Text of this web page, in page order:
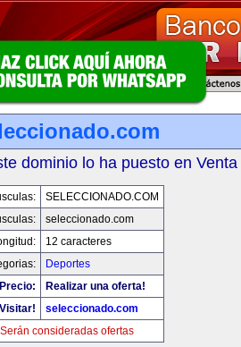
dominio lo ha puesto en Venta
SELECCIONADO.COM
seleccionado.com
12 caracteres
Deportes
Precio:
Realizar una oferta!
Visitar!
seleccionado.com
Serán consideradas ofertas